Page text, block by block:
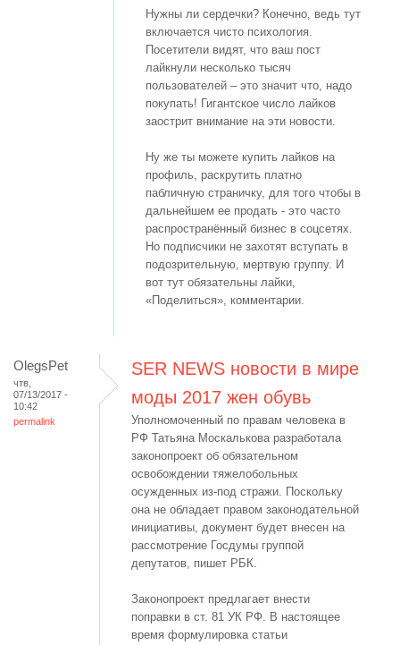
Нужны ли сердечки? Конечно, ведь тут
включается чисто психология.
Посетители видят, что ваш пост
лайкнули несколько тысяч
пользователей – это значит что, надо
покупать! Гигантское число лайков
заострит внимание на эти новости.
Ну же ты можете купить лайков на
профиль, раскрутить платно
пабличную страничку, для того чтобы в
дальнейшем ее продать - это часто
распространённый бизнес в соцсетях.
Но подписчики не захотят вступать в
подозрительную, мертвую группу. И
вот тут обязательны лайки,
«Поделиться», комментарии.
OlegsPet
чтв,
07/13/2017 -
10:42
permalink
SER NEWS новости в мире
моды 2017 жен обувь
Уполномоченный по правам человека в
РФ Татьяна Москалькова разработала
законопроект об обязательном
освобождении тяжелобольных
осужденных из-под стражи. Поскольку
она не обладает правом законодательной
инициативы, документ будет внесен на
рассмотрение Госдумы группой
депутатов, пишет РБК.
Законопроект предлагает внести
поправки в ст. 81 УК РФ. В настоящее
время формулировка статьи